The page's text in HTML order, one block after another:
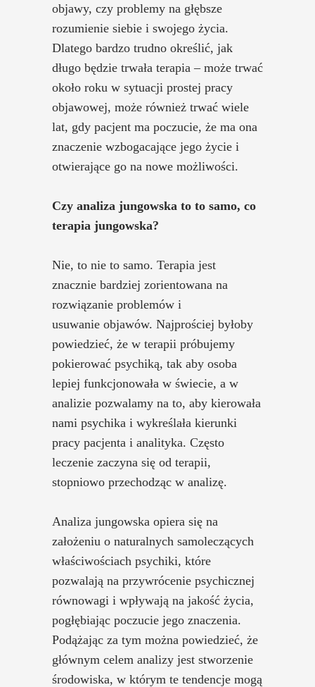
objawy, czy problemy na głębsze
rozumienie siebie i swojego życia.
Dlatego bardzo trudno określić, jak
długo będzie trwała terapia – może trwać
około roku w sytuacji prostej pracy
objawowej, może również trwać wiele
lat, gdy pacjent ma poczucie, że ma ona
znaczenie wzbogacające jego życie i
otwierające go na nowe możliwości.
Czy analiza jungowska to to samo, co
terapia jungowska?
Nie, to nie to samo. Terapia jest
znacznie bardziej zorientowana na
rozwiązanie problemów i
usuwanie objawów. Najprościej byłoby
powiedzieć, że w terapii próbujemy
pokierować psychiką, tak aby osoba
lepiej funkcjonowała w świecie, a w
analizie pozwalamy na to, aby kierowała
nami psychika i wykreślała kierunki
pracy pacjenta i analityka. Często
leczenie zaczyna się od terapii,
stopniowo przechodząc w analizę.
Analiza jungowska opiera się na
założeniu o naturalnych samoleczących
właściwościach psychiki, które
pozwalają na przywrócenie psychicznej
równowagi i wpływają na jakość życia,
pogłębiając poczucie jego znaczenia.
Podążając za tym można powiedzieć, że
głównym celem analizy jest stworzenie
środowiska, w którym te tendencje mogą